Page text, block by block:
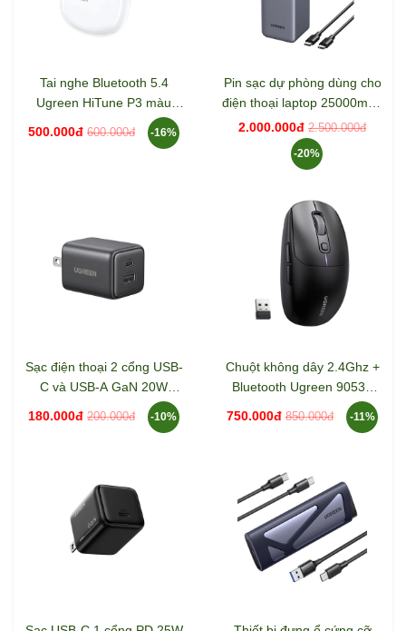
Tai nghe Bluetooth 5.4
Ugreen HiTune P3 màu
trắng Ugreen 45110 WS207
500.000đ 600.000đ -16%
Pin sạc dự phòng dùng cho
điện thoại laptop 25000mAh
Ugreen 35525B CD359
2.000.000đ 2.500.000đ
-20%
Sạc điện thoại 2 cổng USB-
C và USB-A GaN 20W
Ugreen 55533 X514
180.000đ 200.000đ -10%
Chuột không dây 2.4Ghz +
Bluetooth Ugreen 90539
750.000đ 850.000đ -11%